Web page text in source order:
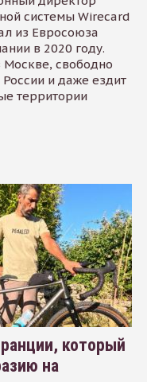
системы Wirecard
из Евросоюза
в 2020 году.
Москве, свободно
и даже ездит
территории
который
на